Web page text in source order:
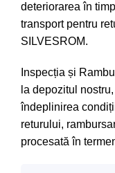
deteriorarea în
transport pentru
SILVESROM.
Inspecția și
la depozitul
îndeplinirea
returului,
procesată în